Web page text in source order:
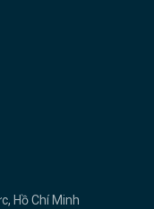
Hồ Chí Minh